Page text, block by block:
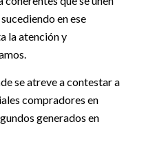
en ese
la atención y
se atreve a contestar a
compradores en
generados en